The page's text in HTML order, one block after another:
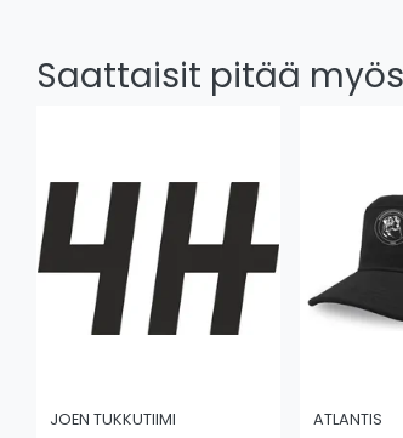
Saattaisit pitää
JOEN TUKKUTIIMI ATLANTIS